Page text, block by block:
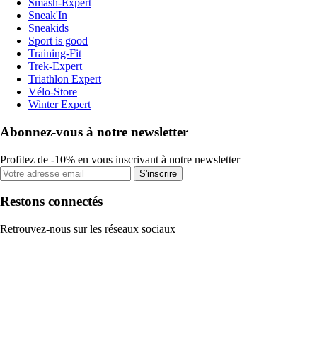
Smash-Expert
Sneak'In
Sneakids
Sport is good
Training-Fit
Trek-Expert
Triathlon Expert
Vélo-Store
Winter Expert
Abonnez-vous à notre newsletter
Profitez de -10% en vous inscrivant à notre newsletter
S'inscrire
Restons connectés
Retrouvez-nous sur les réseaux sociaux